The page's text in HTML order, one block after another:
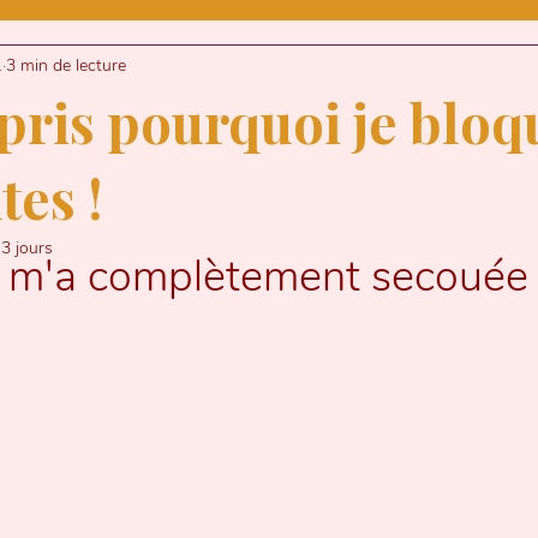
ASTROLOGIE
ENTREPRENEURE MEDIUMNITE
pourquoi je
!
3 min de lecture
jours complètement secouée